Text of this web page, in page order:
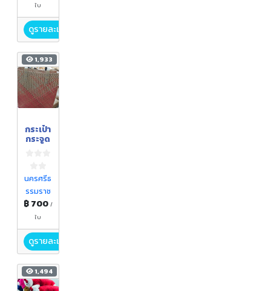
ใบ
ดูรายละเอียด
1,933
กระเป๋า
กระจูด
นครศรีธ
รรมราช
฿ 700 /
ใบ
ดูรายละเอียด
1,494